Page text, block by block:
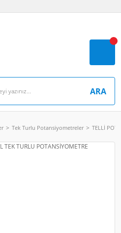
ARA
Tek Turlu Potansiyometreler TELLİ